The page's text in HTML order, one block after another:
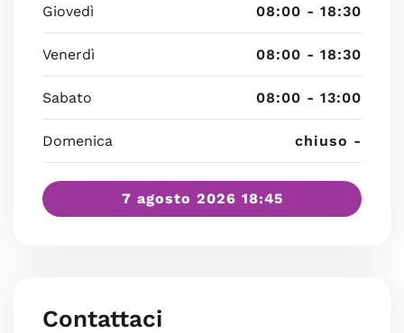
Giovedì 08:00 - 18:30
Venerdì 08:00 - 18:30
Sabato 08:00 - 13:00
Domenica chiuso -
7 agosto 2026 18:45
Contattaci